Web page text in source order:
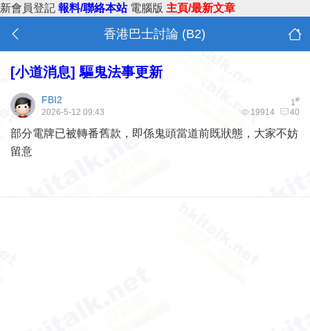
新會員登記 報料/聯絡本站 電腦版 主頁/最新文章
香港巴士討論 (B2)
[小道消息] 驅鬼法事更新
1#
FBI2
19914 40
2026-5-12 09:43
部分電牌已被轉番舊款，即係鬼頭當道前既狀態，大家不妨
留意